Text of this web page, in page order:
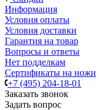
Информация
Условия оплаты
Условия доставки
Гарантия на товар
Вопросы и ответы
Нет подделкам
Сертификаты на ножи
+7 (495) 204-18-01
Заказать звонок
Задать вопрос